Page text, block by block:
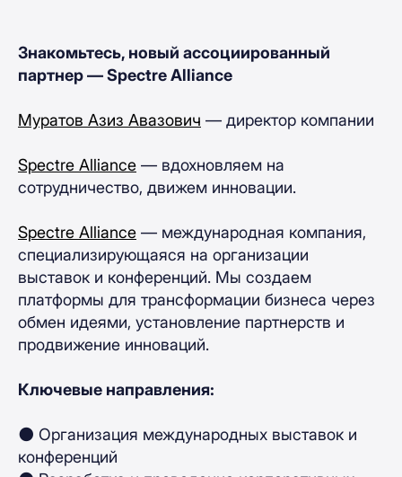
Знакомьтесь, новый ассоциированный
партнер — Spectre Alliance
Муратов Азиз Авазович — директор компании
Spectre Alliance — вдохновляем на
сотрудничество, движем инновации.
Spectre Alliance — международная компания,
специализирующаяся на организации
выставок и конференций. Мы создаем
платформы для трансформации бизнеса через
обмен идеями, установление партнерств и
продвижение инноваций.
Ключевые направления:
⚫️ Организация международных выставок и
конференций